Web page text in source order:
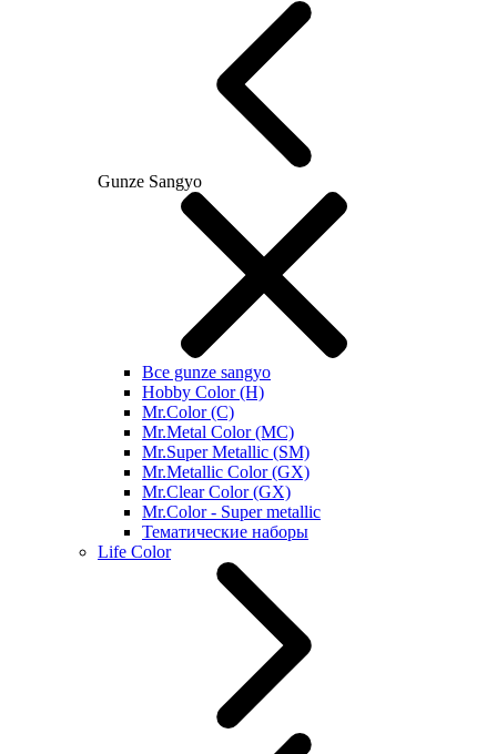
Gunze Sangyo
Все gunze sangyo
Hobby Color (H)
Mr.Color (C)
Mr.Metal Color (MC)
Mr.Super Metallic (SM)
Mr.Metallic Color (GX)
Mr.Clear Color (GX)
Mr.Color - Super metallic
Тематические наборы
Life Color